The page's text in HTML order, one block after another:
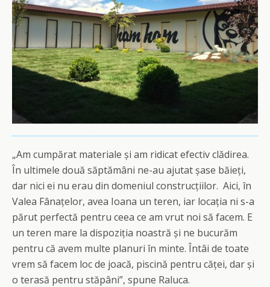
„Am cumpărat materiale și am ridicat efectiv clădirea.
În ultimele două săptămâni ne-au ajutat șase băieți,
dar nici ei nu erau din domeniul construcțiilor. Aici, în
Valea Fânațelor, avea Ioana un teren, iar locația ni s-a
părut perfectă pentru ceea ce am vrut noi să facem. E
un teren mare la dispoziția noastră și ne bucurăm
pentru că avem multe planuri în minte. Întâi de toate
vrem să facem loc de joacă, piscină pentru căței, dar și
o terasă pentru stăpâni”, spune Raluca.